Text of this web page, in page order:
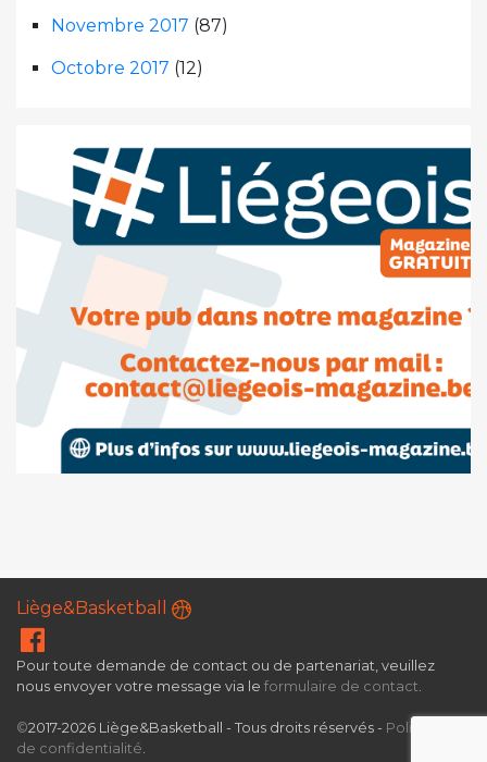
Novembre 2017 (87)
Octobre 2017 (12)
Liège&Basketball
Pour toute demande de contact ou de partenariat, veuillez
nous envoyer votre message via le formulaire de contact.
©2017-2026 Liège&Basketball - Tous droits réservés - Politique
de confidentialité.